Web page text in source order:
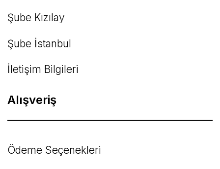
Şube Kızılay
Şube İstanbul
İletişim Bilgileri
Alışveriş
Ödeme Seçenekleri